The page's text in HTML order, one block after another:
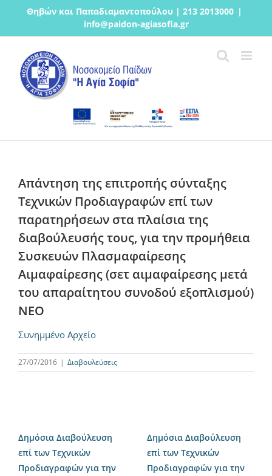
Μετάβαση
περιεχόμενο
Θηβών και Παπαδιαμαντοπούλου | 213 2013000 |
info@paidon-agiasofia.gr
Απάντηση της επιτροπής σύνταξης
Τεχνικών Προδιαγραφών επί των
παρατηρήσεων στα πλαίσια της
διαβούλευσής τους, για την προμήθεια
Συσκευών Πλασμαφαίρεσης
Αιμαφαίρεσης (σετ αιμαφαίρεσης μετά
του απαραίτητου συνοδού εξοπλισμού)
ΝΕΟ
Συνημμένο Αρχείο
27/07/2016 | Διαβουλεύσεις
Δημόσια Διαβούλευση
επί των Τεχνικών
Προδιαγραφών για την
Δημόσια Διαβούλευση
επί των Τεχνικών
Προδιαγραφών για την